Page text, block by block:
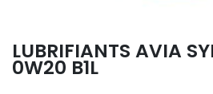
LUBRIFIANTS AVIA
0W20 B1L